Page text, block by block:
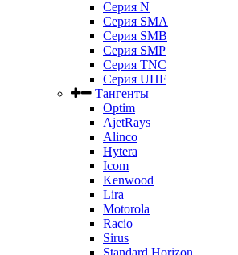
Серия N
Серия SMA
Серия SMB
Серия SMP
Серия TNC
Серия UHF
Тангенты
Optim
AjetRays
Alinco
Hytera
Icom
Kenwood
Lira
Motorola
Racio
Sirus
Standard Horizon